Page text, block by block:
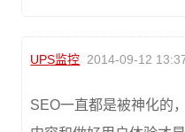
UPS监控 2014-09-12
SEO一直都是被神化的